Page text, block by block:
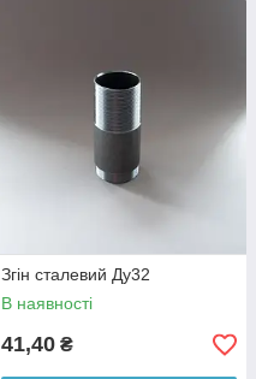
Згін сталевий Ду32
В наявності
41,40 ₴